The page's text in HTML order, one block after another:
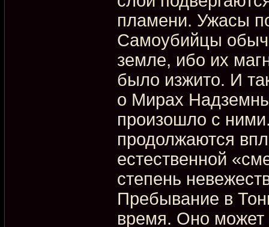
пламени. Ужасы
Самоубийцы
земле, ибо их
было изжито. И
о Мирах
произошло с
продолжаются
естественной
степень
Пребывание в
время. Оно может